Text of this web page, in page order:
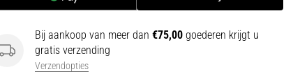
Bij aankoop van meer dan €75,00 goederen krijgt u
gratis verzending
Verzendopties